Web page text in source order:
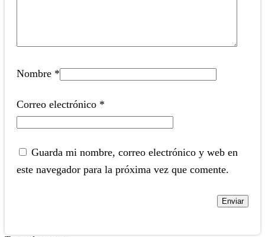
Nombre *
Correo electrónico *
Guarda mi nombre, correo electrónico y web en
este navegador para la próxima vez que comente.